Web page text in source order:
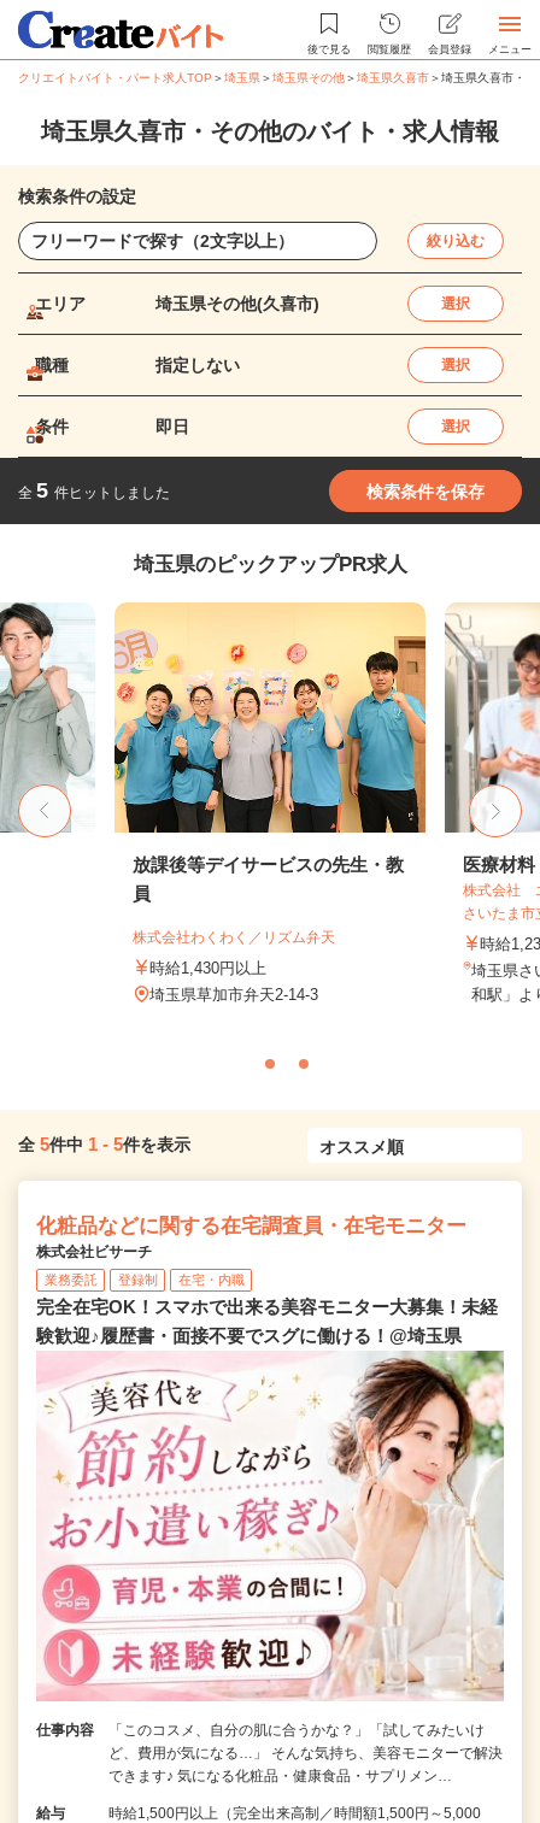
後で見る 閲覧履歴 会員登録 メニュー
クリエイトバイト・パート求人TOP ＞埼玉県＞埼玉県その他＞埼玉県久喜市＞埼玉県久喜市・
埼玉県久喜市・その他のバイト・求人情報
検索条件の設定
絞り込む
エリア 埼玉県その他(久喜市) 選択
職種 指定しない 選択
条件 即日 選択
全 5 件ヒットしました 検索条件を保存
埼玉県のピックアップPR求人
放課後等デイサービスの先生・教
員
株式会社わくわく／リズム弁天
時給1,430円以上
埼玉県草加市弁天2-14-3
医療材
株式会社
さいたま市
時給
埼玉県さ
和駅」よ
全 5件中 1 - 5件を表示
化粧品などに関する在宅調査員・在宅モニター
株式会社ビサーチ
業務委託 登録制 在宅・内職
完全在宅OK！スマホで出来る美容モニター大募集！未経
験歓迎♪履歴書・面接不要でスグに働ける！@埼玉県
仕事内容
「このコスメ、自分の肌に合うかな？」「試してみたいけ
ど、費用が気になる…」 そんな気持ち、美容モニターで解決
できます♪ 気になる化粧品・健康食品・サプリメン…
給与
時給1,500円以上（完全出来高制／時間額1,500円～5,000